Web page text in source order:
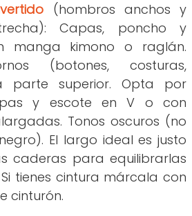
(hombros anchos y
Capas, poncho y
manga kimono o raglán.
(botones, costuras,
parte superior. Opta por
y escote en V o con
Tonos oscuros (no
El largo ideal es justo
caderas para equilibrarlas
tienes cintura márcala con
cinturón.